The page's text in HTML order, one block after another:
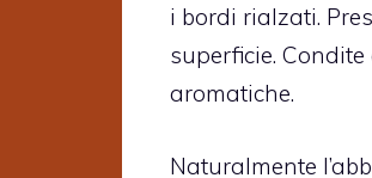
i bordi rialzati.
superficie.
aromatiche.
Naturalmente